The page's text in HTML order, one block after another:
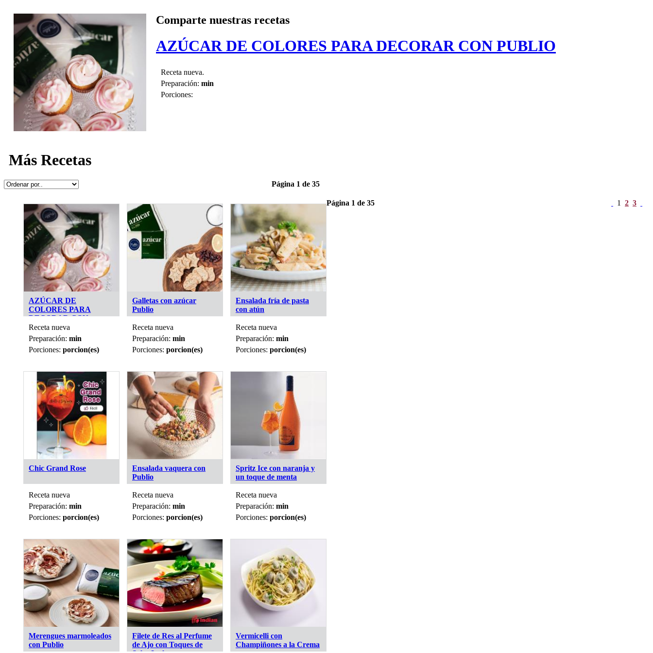
Comparte nuestras recetas
AZÚCAR DE COLORES PARA DECORAR CON PUBLIO
Receta nueva.
Preparación: min
Porciones:
Más Recetas
Página 1 de 35
AZÚCAR DE
COLORES PARA
DECORAR CON
PUBLIO
Receta nueva
Preparación: min
Porciones: porcion(es)
Galletas con azúcar
Publio
Receta nueva
Preparación: min
Porciones: porcion(es)
Ensalada fría de pasta
con atún
Receta nueva
Preparación: min
Porciones: porcion(es)
Chic Grand Rose
Receta nueva
Preparación: min
Porciones: porcion(es)
Ensalada vaquera con
Publio
Receta nueva
Preparación: min
Porciones: porcion(es)
Spritz Ice con naranja y
un toque de menta
Receta nueva
Preparación: min
Porciones: porcion(es)
Merengues marmoleados
con Publio
Filete de Res al Perfume
de Ajo con Toques de
Vermicelli con
Champiñones a la Crema
Página 1 de 35 1 2 3